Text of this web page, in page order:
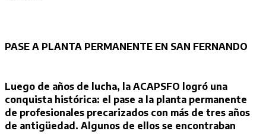
PASE A PLANTA PERMANENTE EN SAN FERNANDO
Luego de años de lucha, la ACAPSFO logró una
conquista histórica: el pase a la planta permanente
de profesionales precarizados con más de tres años
de antigüedad. Algunos de ellos se encontraban